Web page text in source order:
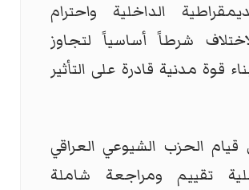
الداخلية واحترام
شرطاً أساسياً لتجاوز
قوة مدنية قادرة على التأثير
قيام الحزب الشيوعي العراقي
تقييم ومراجعة شاملة